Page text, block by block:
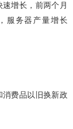
增长，前两个月
服务器产量增长
费品以旧换新政